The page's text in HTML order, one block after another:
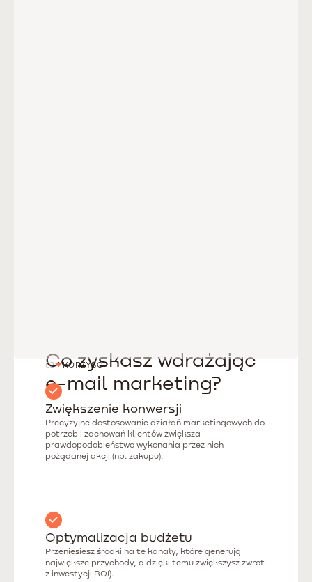
02 KORZYŚCI
Co zyskasz wdrażając
e-mail marketing?
Zwiększenie konwersji
Precyzyjne dostosowanie działań marketingowych do
potrzeb i zachowań klientów zwiększa
prawdopodobieństwo wykonania przez nich
pożądanej akcji (np. zakupu).
Optymalizacja budżetu
Przeniesiesz środki na te kanały, które generują
największe przychody, a dzięki temu zwiększysz zwrot
z inwestycji ROI).